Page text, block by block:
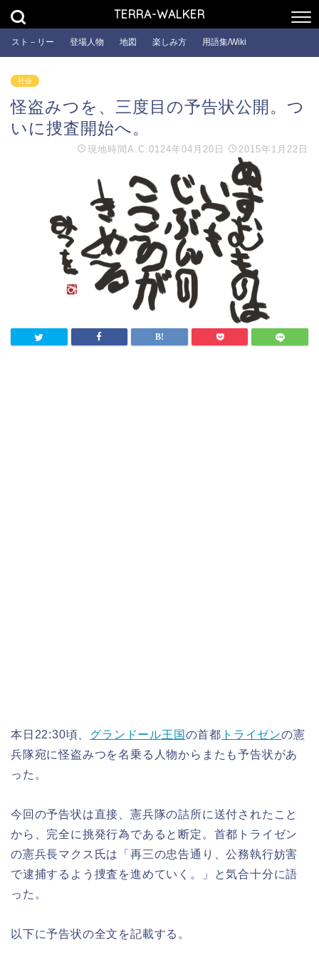
TERRA-WALKER
スト－リー 登場人物 地図 楽しみ方 用語集/Wiki
社会
怪盗みつを、三度目の予告状公開。つ
いに捜査開始へ。
現地時間 A.C.0124年04月20日 2015年1月22日
本日22:30頃、 グランドール王国の首都 トライゼンの憲
兵隊宛に怪盗みつを名乗る人物からまたも予告状があ
った。
今回の予告状は直接、憲兵隊の詰所に送付されたこと
から、完全に挑発行為であると断定。首都トライゼン
の憲兵長マクス氏は「再三の忠告通り、公務執行妨害
で逮捕するよう捜査を進めていく。」と気合十分に語
った。
以下に予告状の全文を記載する。